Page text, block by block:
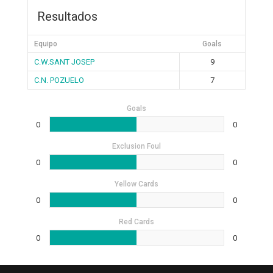
Resultados
Equipo Goals
C.W.SANT JOSEP
9
C.N. POZUELO
7
Goals
0 0
Exclusion Foul
0 0
Yellow Cards
0 0
Red Cards
0 0